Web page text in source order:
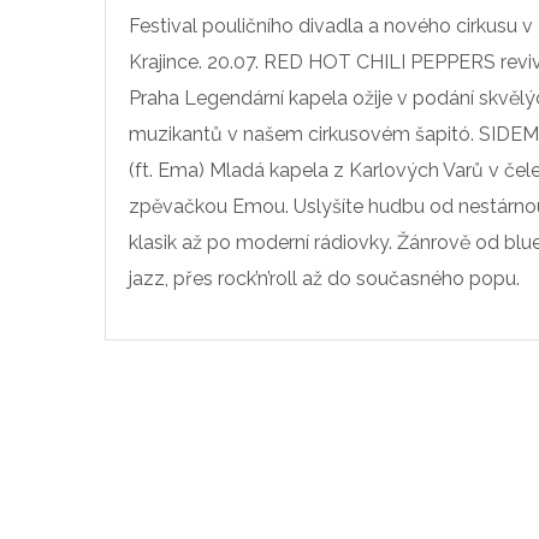
Festival pouličního divadla a nového cirkusu v
Krajince. 20.07. RED HOT CHILI PEPPERS
Praha Legendární kapela ožije v podání
muzikantů v našem cirkusovém šapitó.
(ft. Ema) Mladá kapela z Karlových Varů v
zpěvačkou Emou. Uslyšíte hudbu od
klasik až po moderní rádiovky. Žánrově od
jazz, přes rock’n’roll až do současného popu.